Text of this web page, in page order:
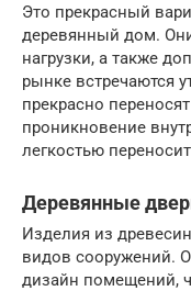
Это прекрасный
деревянный дом.
нагрузки, а также
рынке встречаются
прекрасно
проникновение
легкостью
Деревянные
Изделия из
видов сооружений.
дизайн помещений,